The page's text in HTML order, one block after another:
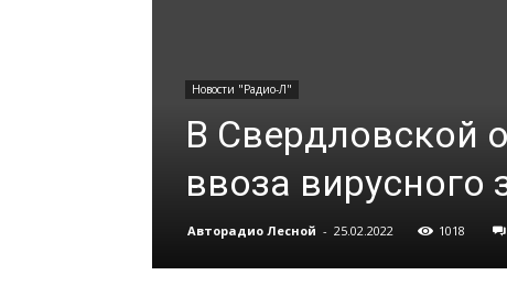
Новости "Радио-Л"
В Свердловской
ввоза вирусного
Авторадио Лесной - 25.02.2022 1018